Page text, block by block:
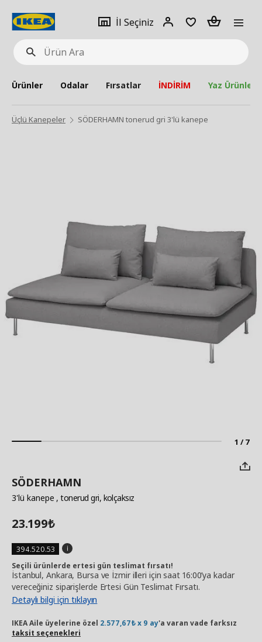
Ürün
Ara
İl Seçiniz
Giriş
Adet
Ürünler Odalar Fırsatlar İNDİRİM Yaz Ürünleri
Üçlü Kanepeler SÖDERHAMN tonerud gri 3'lü kanepe
1 / 7
SÖDERHAMN
3'lü kanepe , tonerud gri, kolçaksız
23.199₺
394.520.53
Seçili ürünlerde ertesi gün teslimat fırsatı!
İstanbul, Ankara, Bursa ve İzmir illeri için saat 16:00’ya kadar
vereceğiniz siparişlerde Ertesi Gün Teslimat Fırsatı.
Detaylı bilgi için tıklayın
IKEA Aile üyelerine özel 2.577,67₺ x 9 ay'a varan vade farksız
taksit seçenekleri